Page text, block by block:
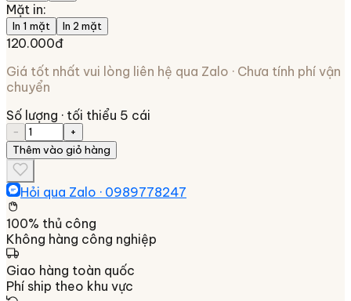
Mặt in:
In 1 mặt In 2 mặt
120.000đ
Giá tốt nhất vui lòng liên hệ qua Zalo · Chưa tính phí vận
chuyển
Số lượng · tối thiểu 5 cái
−
+
Thêm vào giỏ hàng
Hỏi qua Zalo · 0989778247
100% thủ công
Không hàng công nghiệp
Giao hàng toàn quốc
Phí ship theo khu vực